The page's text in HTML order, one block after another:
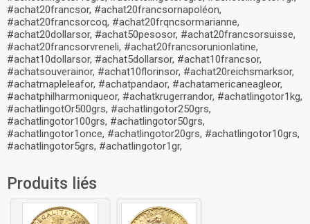
#achat20francsor, #achat20francsornapoléon,
#achat20francsorcoq, #achat20frqncsormarianne,
#achat20dollarsor, #achat50pesosor, #achat20francsorsuisse,
#achat20francsorvreneli, #achat20francsorunionlatine,
#achat10dollarsor, #achat5dollarsor, #achat10francsor,
#achatsouverainor, #achat10florinsor, #achat20reichsmarksor,
#achatmapleleafor, #achatpandaor, #achatamericaneagleor,
#achatphilharmoniqueor, #achatkrugerrandor, #achatlingotor1kg,
#achatlingotOr500grs, #achatlingotor250grs,
#achatlingotor100grs, #achatlingotor50grs,
#achatlingotor1once, #achatlingotor20grs, #achatlingotor10grs,
#achatlingotor5grs, #achatlingotor1gr,
Produits liés